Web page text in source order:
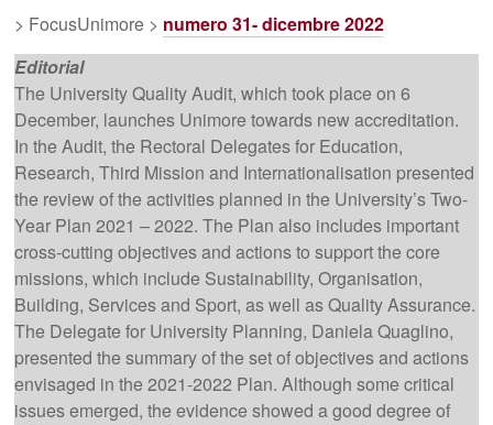
> FocusUnimore > numero 31- dicembre 2022
Editorial
The University Quality Audit, which took place on 6
December, launches Unimore towards new accreditation.
In the Audit, the Rectoral Delegates for Education,
Research, Third Mission and Internationalisation presented
the review of the activities planned in the University’s Two-
Year Plan 2021 – 2022. The Plan also includes important
cross-cutting objectives and actions to support the core
missions, which include Sustainability, Organisation,
Building, Services and Sport, as well as Quality Assurance.
The Delegate for University Planning, Daniela Quaglino,
presented the summary of the set of objectives and actions
envisaged in the 2021-2022 Plan. Although some critical
issues emerged, the evidence showed a good degree of